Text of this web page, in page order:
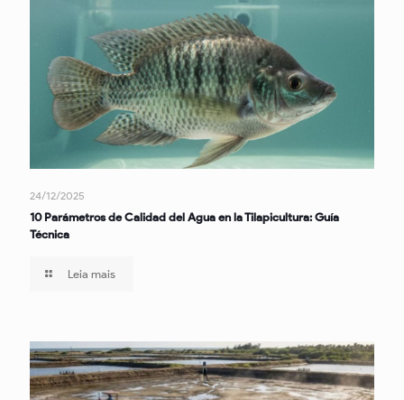
24/12/2025
10 Parámetros de Calidad del Agua en la Tilapicultura: Guía
Técnica
Leia mais